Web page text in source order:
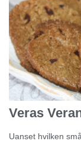
Veras
Uanset hvilken